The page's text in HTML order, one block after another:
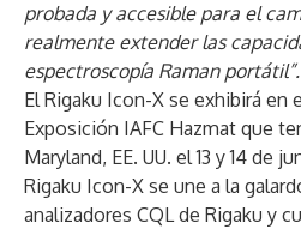
probada y accesible para el
realmente extender las
espectroscopía Raman portátil”.
El Rigaku Icon-X se exhibirá en
Exposición IAFC Hazmat que
Maryland, EE. UU. el 13 y 14 de
Rigaku Icon-X se une a la
analizadores CQL de Rigaku y